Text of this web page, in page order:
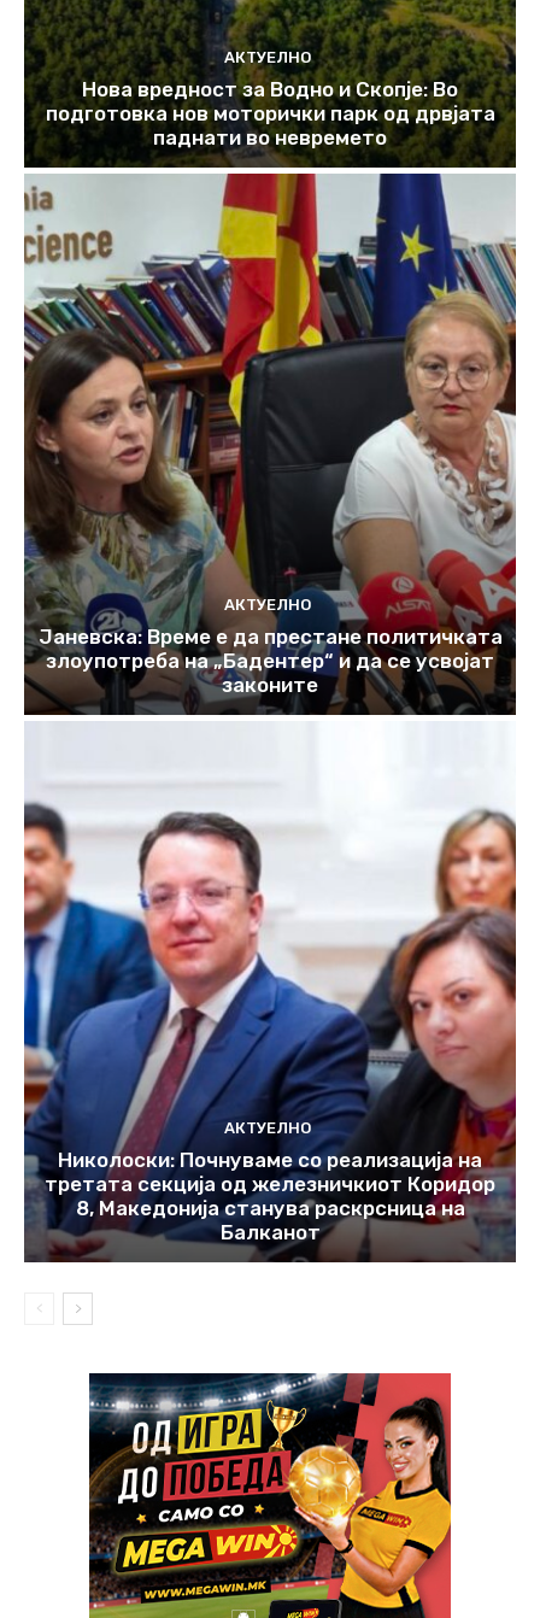
АКТУЕЛНО
Нова вредност за Водно и Скопје: Во
подготовка нов моторички парк од дрвјата
паднати во невремето
АКТУЕЛНО
Јаневска: Време е да престане политичката
злоупотреба на „Бадентер“ и да се усвојат
законите
АКТУЕЛНО
Николоски: Почнуваме со реализација на
третата секција од железничкиот Коридор
8, Македонија станува раскрсница на
Балканот